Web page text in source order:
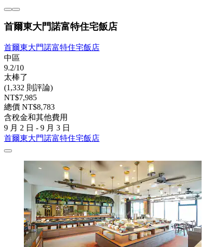
首爾東大門諾富特住宅飯店
首爾東大門諾富特住宅飯店
中區
9.2/10
太棒了
(1,332 則評論)
NT$7,985
總價 NT$8,783
含稅金和其他費用
9 月 2 日 - 9 月 3 日
首爾東大門諾富特住宅飯店